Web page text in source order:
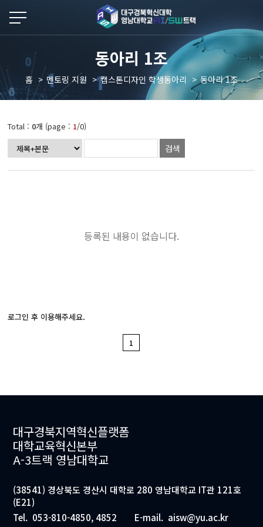
동아리 1조
홈 멘토링 지원 캡스톤디자인 학생동아리 동아리 1조
Total : 0개 (page : 1/0)
검색
등록된 내용이 없습니다.
로그인 후 이용해주세요.
1
대구경북지역혁신플랫폼
대학교육혁신본부
A-3트랙 영남대학교
(38541) 경상북도 경산시 대학로 280 영남대학교 IT관 121호
(E21)
Tel. 053-810-4850, 4852 E-mail. aisw@yu.ac.kr